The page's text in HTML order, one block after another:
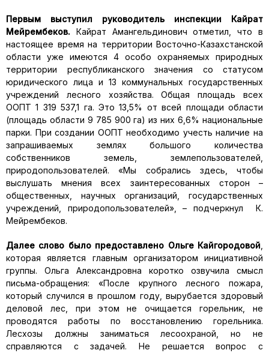
Первым выступил руководитель инспекции Кайрат
Мейрембеков. Кайрат Амангельдинович отметил, что в
настоящее время на территории Восточно-Казахстанской
области уже имеются 4 особо охраняемых природных
территории республиканского значения со статусом
юридического лица и 13 коммунальных государственных
учреждений лесного хозяйства. Общая площадь всех
ООПТ 1 319 537,1 га. Это 13,5% от всей площади области
(площадь области 9 785 900 га) из них 6,6% национальные
парки. При создании ООПТ необходимо учесть наличие на
запрашиваемых землях большого количества
собственников земель, землепользователей,
природопользователей. «Мы собрались здесь, чтобы
выслушать мнения всех заинтересованных сторон –
общественных, научных организаций, государственных
учреждений, природопользователей», – подчеркнул К.
Мейрембеков.
Далее слово было предоставлено Ольге Кайгородовой
которая является главным организатором инициативной
группы. Ольга Александровна коротко озвучила смысл
письма-обращения: «После крупного лесного пожара,
который случился в прошлом году, вырубается здоровый
деловой лес, при этом не очищается горельник, не
проводятся работы по восстановлению горельника.
Лесхозы должны заниматься лесоохраной, но не
справляются с задачей. Не решается вопрос с